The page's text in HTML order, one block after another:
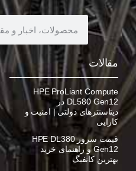
مقالات
HPE ProLiant Compute
DL580 Gen12 در
دیتاسنترهای دولتی | امنیت و
کارایی
قیمت سرور HPE DL380
Gen12 و راهنمای خرید
بهترین کانفیگ